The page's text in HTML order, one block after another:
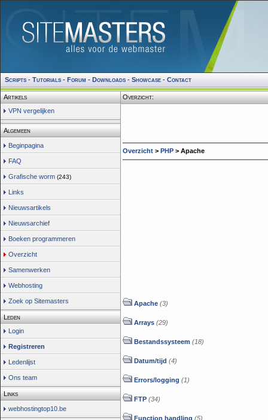
Scripts - Tutorials - Forum - Downloads - Showcase - Contact
Artikels
VPN vergelijken
Algemeen
Beginpagina
FAQ
Grafische worm (243)
Links
Nieuwsartikels
Nieuwsarchief
Boeken programmeren
Overzicht
Samenwerken
Webhosting
Zoek op Sitemasters
Leden
Login
Registreren
Ledenlijst
Ons team
Links
webhostingtop10.be
Overzicht:
Overzicht > PHP > Apache
Apache (3)
Arrays (29)
Bestandssysteem (18)
Datum/tijd (4)
Errors/logging (1)
FTP (34)
Function handling (5)